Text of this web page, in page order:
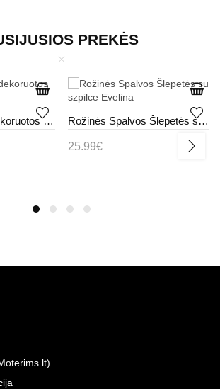
PREKĖS
Žalios šlepetės, dekoruotos "Fresne" audiniu Rožinės Spalvos Šlepetės su szpilce Evelina
25.99€